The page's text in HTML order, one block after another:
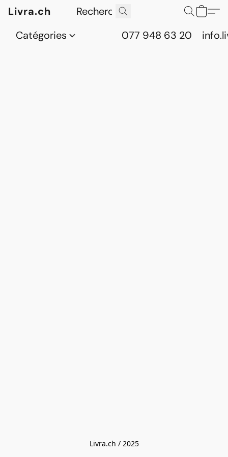
Livra.ch
Catégories
077 948 63 20
Livra.ch / 2025